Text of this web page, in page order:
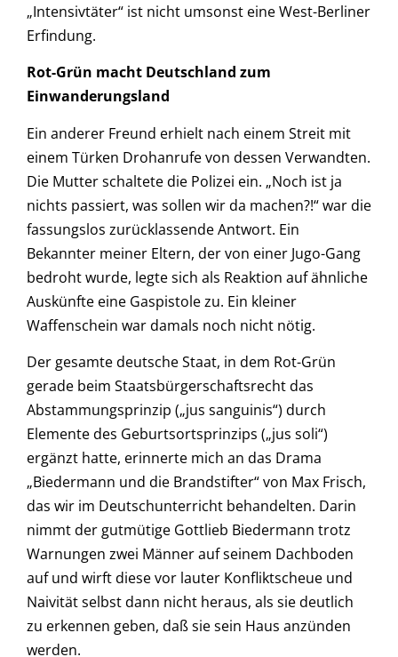
„Intensivtäter“ ist nicht umsonst eine West-Berliner
Erfindung.
Rot-Grün macht Deutschland zum
Einwanderungsland
Ein anderer Freund erhielt nach einem Streit mit
einem Türken Drohanrufe von dessen Verwandten.
Die Mutter schaltete die Polizei ein. „Noch ist ja
nichts passiert, was sollen wir da machen?!“ war die
fassungslos zurücklassende Antwort. Ein
Bekannter meiner Eltern, der von einer Jugo-Gang
bedroht wurde, legte sich als Reaktion auf ähnliche
Auskünfte eine Gaspistole zu. Ein kleiner
Waffenschein war damals noch nicht nötig.
Der gesamte deutsche Staat, in dem Rot-Grün
gerade beim Staatsbürgerschaftsrecht das
Abstammungsprinzip („jus sanguinis“) durch
Elemente des Geburtsortsprinzips („jus soli“)
ergänzt hatte, erinnerte mich an das Drama
„Biedermann und die Brandstifter“ von Max Frisch,
das wir im Deutschunterricht behandelten. Darin
nimmt der gutmütige Gottlieb Biedermann trotz
Warnungen zwei Männer auf seinem Dachboden
auf und wirft diese vor lauter Konfliktscheue und
Naivität selbst dann nicht heraus, als sie deutlich
zu erkennen geben, daß sie sein Haus anzünden
werden.